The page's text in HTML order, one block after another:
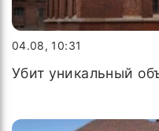
04.08, 10:31
Убит уникальный